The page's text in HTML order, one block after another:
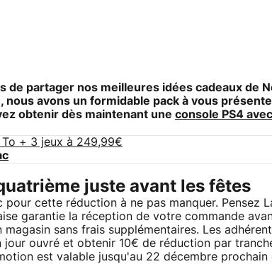
de partager nos meilleures idées cadeaux de
nous avons un formidable pack à vous
obtenir dès maintenant une console PS4
To + 3 jeux à 249,99€
juste avant les fêtes
pour cette réduction à ne pas manquer. Pensez
garantie la réception de votre commande
magasin sans frais supplémentaires. Les
jour ouvré et obtenir 10€ de réduction par
est valable jusqu'au 22 décembre prochain